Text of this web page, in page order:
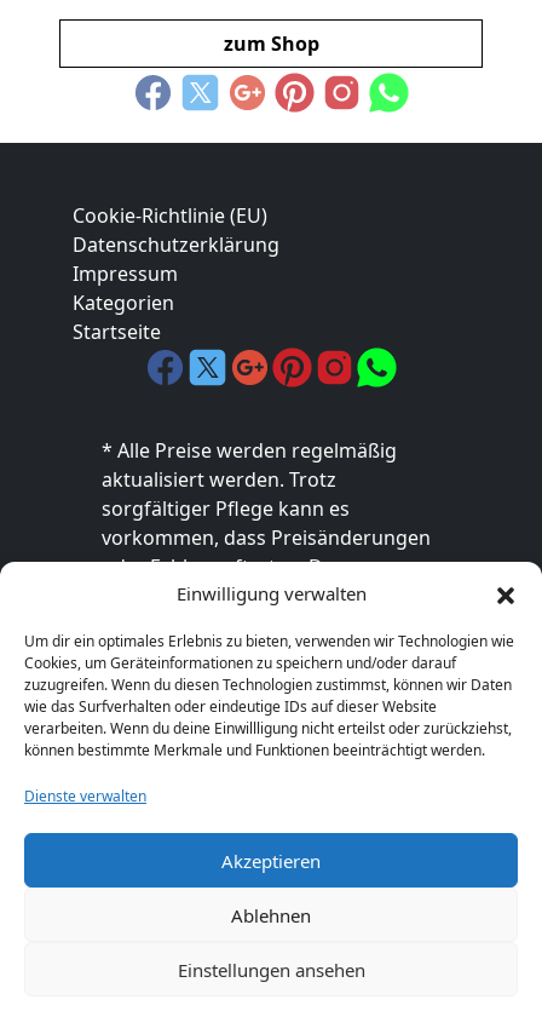
Einwilligung verwalten
Um dir ein optimales Erlebnis zu bieten, verwenden wir Technologien wie
Cookies, um Geräteinformationen zu speichern und/oder darauf
zuzugreifen. Wenn du diesen Technologien zustimmst, können wir Daten
wie das Surfverhalten oder eindeutige IDs auf dieser Website
verarbeiten. Wenn du deine Einwillligung nicht erteilst oder zurückziehst,
können bestimmte Merkmale und Funktionen beeinträchtigt werden.
Dienste verwalten
Akzeptieren
Ablehnen
Einstellungen ansehen
zum Shop
Cookie-Richtlinie (EU)
Datenschutzerklärung
Impressum
Kategorien
Startseite
* Alle Preise werden regelmäßig
aktualisiert werden. Trotz
sorgfältiger Pflege kann es
vorkommen, dass Preisänderungen
oder Fehler auftreten. Der
endgültige Preis sowie die
ausschließlich im jeweiligen Online-
Shop des Anbieters verbindlich. Bitte
überprüfe den Preis vor dem Kauf
direkt beim Händler.
© 2026 GeschenkeFinden.com. Alle Rechte
vorbehalten.